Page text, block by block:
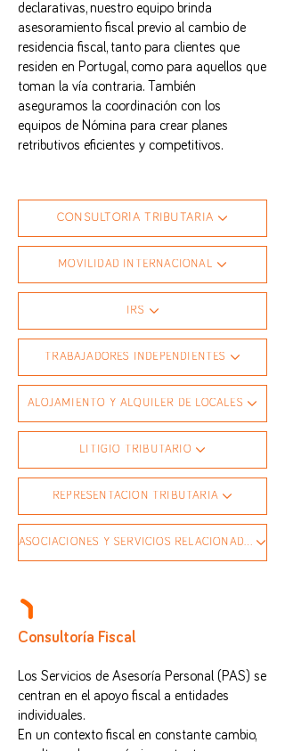
declarativas, nuestro equipo brinda
asesoramiento fiscal previo al cambio de
residencia fiscal, tanto para clientes que
residen en Portugal, como para aquellos que
toman la vía contraria. También
aseguramos la coordinación con los
equipos de Nómina para crear planes
retributivos eficientes y competitivos.
CONSULTORÍA TRIBUTARIA
MOVILIDAD INTERNACIONAL
IRS
TRABAJADORES INDEPENDIENTES
ALOJAMIENTO Y ALQUILER DE LOCALES
LITIGIO TRIBUTARIO
REPRESENTACIÓN TRIBUTARIA
ASOCIACIONES Y SERVICIOS RELACIONADOS
Consultoría Fiscal
Los Servicios de Asesoría Personal (PAS) se
centran en el apoyo fiscal a entidades
individuales.
En un contexto fiscal en constante cambio,